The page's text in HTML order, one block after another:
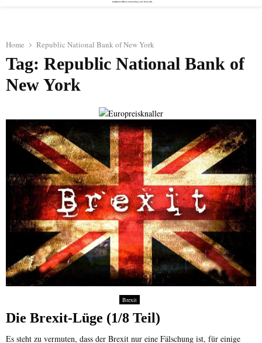
Home Republic National Bank of New York
Tag: Republic National Bank of
New York
Brexit
Die Brexit-Lüge (1/8 Teil)
Es steht zu vermuten, dass der Brexit nur eine Fälschung ist, für einige